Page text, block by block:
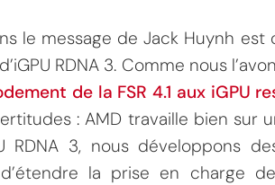
le message de Jack Huynh est
RDNA 3. Comme nous
de la FSR 4.1 aux iGPU
: AMD travaille bien sur
RDNA 3, nous développons
la prise en charge